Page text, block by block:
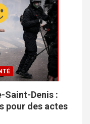
Saint-Denis :
pour des actes